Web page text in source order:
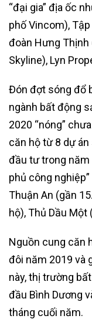
“đại gia” địa ốc
phố Vincom),
đoàn Hưng Thịnh
Skyline), Lyn
Đón đợt sóng đổ
ngành bất động
2020 “nóng”
căn hộ từ 8 dự
đầu tư trong năm
phủ công
Thuận An (gần
hộ), Thủ Dầu Một
Nguồn cung căn
đôi năm 2019 và
này, thị trường
đầu Bình Dương
tháng cuối năm.